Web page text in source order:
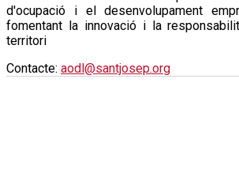
d'ocupació i el desenvolupament
fomentant la innovació i la
territori
Contacte: aodl@santjosep.org